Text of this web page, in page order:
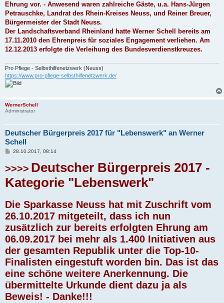
Ehrung vor. - Anwesend waren zahlreiche Gäste, u.a. Hans-Jürgen
Petrauschke, Landrat des Rhein-Kreises Neuss, und Reiner Breuer,
Bürgermeister der Stadt Neuss.
Der Landschaftsverband Rheinland hatte Werner Schell bereits am
17.11.2010 den Ehrenpreis für soziales Engagement verliehen. Am
12.12.2013 erfolgte die Verleihung des Bundesverdienstkreuzes.
Pro Pflege - Selbsthilfenetzwerk (Neuss)
https://www.pro-pflege-selbsthilfenetzwerk.de/
WernerSchell
Administrator
Deutscher Bürgerpreis 2017 für "Lebenswerk" an Werner
Schell
B
t
a
g
28.10.2017, 08:14
>>>> Deutscher Bürgerpreis 2017 -
Kategorie "Lebenswerk"
Die Sparkasse Neuss hat mit Zuschrift vom
26.10.2017 mitgeteilt, dass ich nun
zusätzlich zur bereits erfolgten Ehrung am
06.09.2017 bei mehr als 1.400 Initiativen aus
der gesamten Republik unter die Top-10-
Finalisten eingestuft worden bin. Das ist das
eine schöne weitere Anerkennung. Die
übermittelte Urkunde dient dazu ja als
Beweis! - Danke!!!